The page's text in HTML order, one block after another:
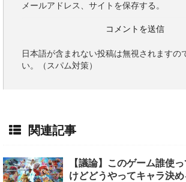
メールアドレス、サイトを保存する。
日本語が含まれない投稿は無視されますの
い。（スパム対策）
関連記事
【議論】このゲーム誰使
けどどうやってキャラ決め